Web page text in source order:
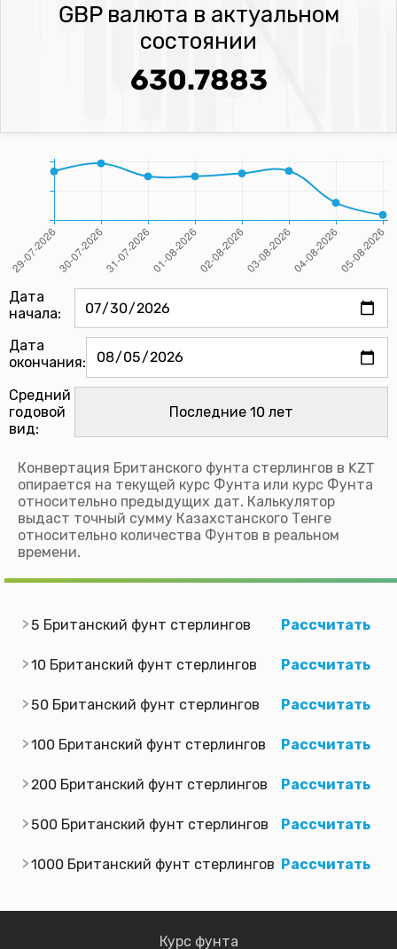
GBP валюта в актуальном
состоянии
630.7883
Дата
начала:
Дата
окончания:
Средний
годовой
вид:
Конвертация Британского фунта стерлингов в KZT
опирается на текущей курс Фунта или курс Фунта
относительно предыдущих дат. Калькулятор
выдаст точный сумму Казахстанского Тенге
относительно количества Фунтов в реальном
времени.
5 Британский фунт стерлингов Рассчитать
10 Британский фунт стерлингов Рассчитать
50 Британский фунт стерлингов Рассчитать
100 Британский фунт стерлингов Рассчитать
200 Британский фунт стерлингов Рассчитать
500 Британский фунт стерлингов Рассчитать
1000 Британский фунт стерлингов Рассчитать
Курс фунта